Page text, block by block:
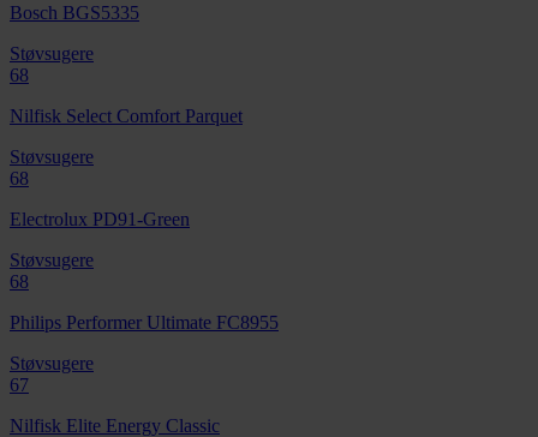
Bosch BGS5335
Støvsugere
68
Nilfisk Select Comfort Parquet
Støvsugere
68
Electrolux PD91-Green
Støvsugere
68
Philips Performer Ultimate FC8955
Støvsugere
67
Nilfisk Elite Energy Classic